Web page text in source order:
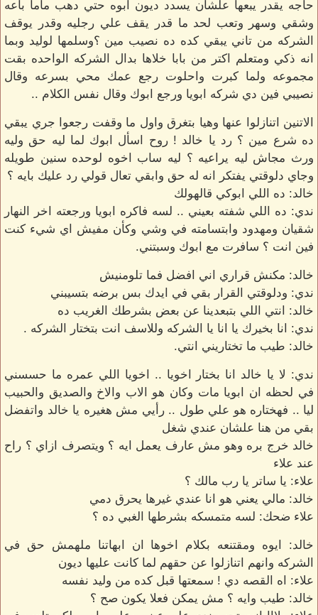
حاجه يقدر يبعها علشان يسدد ديون ابوه حتي دهب ماما باعه
وشقي وسهر وتعب لحد ما قدر يقف علي رجليه وقدر يوقف
الشركه من تاني يبقي كده ده نصيب مين ؟وسلمها لوليد وبما
انه ذكي ومتعلم اكتر من بابا خلاها بدال الشركه الواحده بقت
مجموعه ولما كبرت واحلوت رجع عمك محي بسرعه وقال
نصيبي فين دي شركه ابويا ورجع ابوك وقال نفس الكلام ..
الاتنين اتنازلوا عنها وهيا بتغرق واول ما وقفت رجعوا جري يبقي
ده شرع مين ؟ رد يا خالد ! روح اسأل ابوك لما ليه حق وليه
ورث مجاش ليه يراعيه ؟ ليه ساب اخوه لوحده سنين طويله
وجاي دلوقتي يفتكر انه له حق وابقي تعال قولي رد عليك بايه ؟
خالد: ده اللي ابوكي قالهولك
ندي: ده اللي شفته بعيني .. لسه فاكره ابويا ورجعته اخر النهار
شقيان ومهدود وابتسامته في وشي وكأن مفيش اي شيء كنت
فين انت ؟ سافرت مع ابوك وسبتني.
خالد: مكنش قراري اني افضل فما تلومنيش
ندي: ودلوقتي القرار بقي في ايدك بس برضه بتسيبني
خالد: انتي اللي بتبعدينا عن بعض بشرطك الغريب ده
ندي: انا بخيرك يا انا يا الشركه وللاسف انت بتختار الشركه .
خالد: طيب ما تختاريني انتي.
ندي: لا يا خالد انا بختار اخويا .. اخويا اللي عمره ما حسسني
في لحظه ان ابويا مات وكان هو الاب والاخ والصديق والحبيب
ليا .. فهختاره هو علي طول .. رأيي مش هغيره يا خالد واتفضل
بقي من هنا علشان عندي شغل
خالد خرج بره وهو مش عارف يعمل ايه ؟ ويتصرف ازاي ؟ راح
عند علاء
علاء: يا ساتر يا رب مالك ؟
خالد: مالي يعني هو انا عندي غيرها يحرق دمي
علاء ضحك: لسه متمسكه بشرطها الغبي ده ؟
خالد: ايوه ومقتنعه بكلام اخوها ان ابهاتنا ملهمش حق في
الشركه وانهم اتنازلوا عن حقهم لما كانت عليها ديون
علاء: اه القصه دي ! سمعتها قبل كده من وليد نفسه
خالد: طيب وايه ؟ مش يمكن فعلا يكون صح ؟